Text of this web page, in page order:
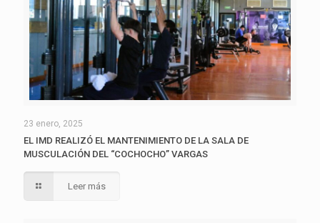
23 enero, 2025
EL IMD REALIZÓ EL MANTENIMIENTO DE LA SALA DE
MUSCULACIÓN DEL “COCHOCHO” VARGAS
Leer más